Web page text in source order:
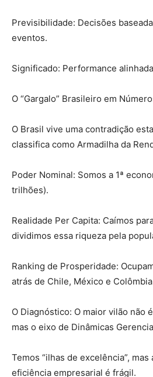
Previsibilidade: Decisões
eventos.
Significado: Performance
O “Gargalo” Brasileiro em
O Brasil vive uma contradição
classifica como Armadilha da
Poder Nominal: Somos a 1ª
trilhões).
Realidade Per Capita: Caímos
dividimos essa riqueza pela
Ranking de Prosperidade:
atrás de Chile, México e
O Diagnóstico: O maior vilão não
mas o eixo de Dinâmicas
Temos “ilhas de excelência”,
eficiência empresarial é frágil.